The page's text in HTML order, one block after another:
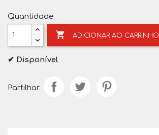
Quantidade
 ADICIONAR AO CARRINHO
✔ Disponível
Partilhar